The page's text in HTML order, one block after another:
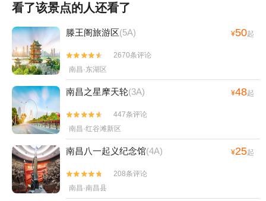
看了该景点的人还看了
滕王阁旅游区(5A) ¥50起


2670条评论
南昌·东湖区
南昌之星摩天轮(3A) ¥48起


447条评论
南昌·红谷滩新区
南昌八一起义纪念馆(4A) ¥25起


208条评论
南昌·南昌县